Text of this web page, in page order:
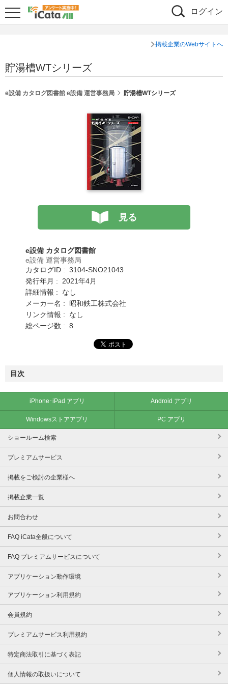
ログイン
掲載企業のWebサイトへ
貯湯槽WTシリーズ
e設備 カタログ図書館 e設備 運営事務局 貯湯槽WTシリーズ
見る
e設備 カタログ図書館
e設備 運営事務局
カタログID : 3104-SNO21043
発行年月 : 2021年4月
詳細情報 : なし
メーカー名 : 昭和鉄工株式会社
リンク情報 : なし
総ページ数 : 8
目次
iPhone･iPad アプリ Android アプリ
Windowsストアアプリ PC アプリ
ショールーム検索
プレミアムサービス
掲載をご検討の企業様へ
掲載企業一覧
お問合わせ
FAQ iCata全般について
FAQ プレミアムサービスについて
アプリケーション動作環境
アプリケーション利用規約
会員規約
プレミアムサービス利用規約
特定商法取引に基づく表記
個人情報の取扱いについて